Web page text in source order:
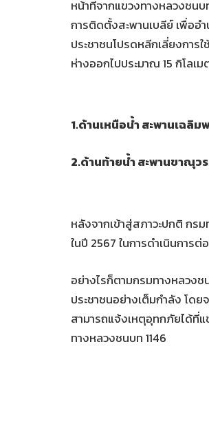
หน้าที่จากแขวงทางหลวงชน
การติดตั้งสะพานเบลีย์ เพื่ออ
ประชาชนโปรดหลีกเลี่ยงการ
ห่างออกไปประมาณ 15 กิโลเ
1.ด้านเหนือน้ำ สะพานเฉลิ
2.ด้านท้ายน้ำ สะพานขาณุว
หลังจากเข้าสู่สภาวะปกติ กร
ในปี 2567 ในการดำเนินการต่
อย่างไรก็ตามกรมทางหลวง
ประชาชนอย่างเต็มกำลัง โดย
สามารถแจ้งเหตุอุทกภัยได้ที่
ทางหลวงชนบท 1146